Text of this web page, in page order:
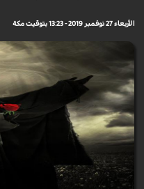
الأربعاء 27 نوفمبر 2019 - 13:23 بتوقيت مكة